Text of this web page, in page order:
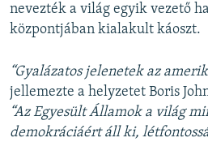
nevezték a világ egyik vezető
központjában kialakult káoszt.
“Gyalázatos jelenetek az
jellemezte a helyzetet Boris
“Az Egyesült Államok a világ
demokráciáért áll ki,